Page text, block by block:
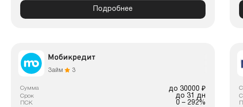
Подробнее
Мобикредит
Займ 3
Сумма до 30000 ₽
Срок до 31 дн
ПСК 0 – 292%